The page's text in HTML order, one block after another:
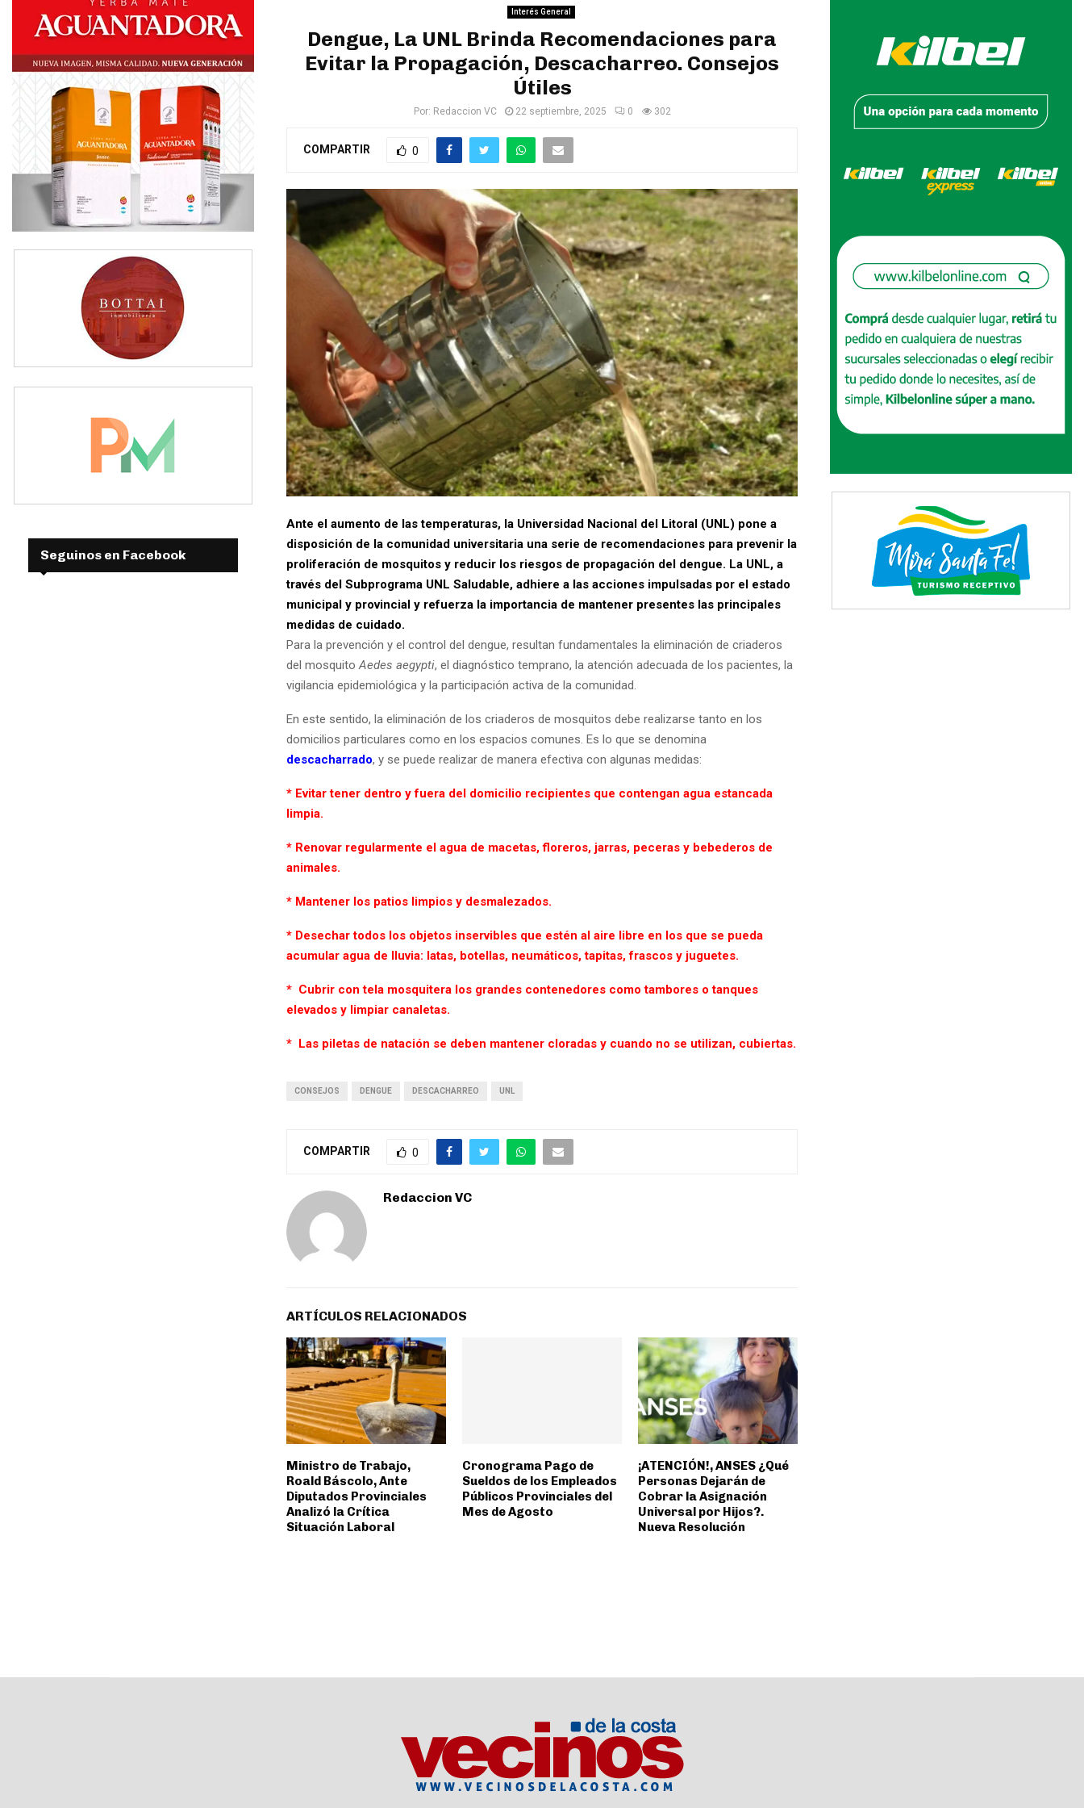
Interés General
Dengue, La UNL Brinda Recomendaciones para
Evitar la Propagación, Descacharreo. Consejos
Útiles
Por: Redaccion VC 22 septiembre, 2025 0 302
COMPARTIR 0
Ante el aumento de las temperaturas, la Universidad Nacional del Litoral (UNL) pone a
disposición de la comunidad universitaria una serie de recomendaciones para prevenir la
proliferación de mosquitos y reducir los riesgos de propagación del dengue. La UNL, a
través del Subprograma UNL Saludable, adhiere a las acciones impulsadas por el estado
municipal y provincial y refuerza la importancia de mantener presentes las principales
medidas de cuidado.
Para la prevención y el control del dengue, resultan fundamentales la eliminación de criaderos
del mosquitoAedes aegypti, el diagnóstico temprano, la atención adecuada de los pacientes, la
vigilancia epidemiológica y la participación activa de la comunidad.
En este sentido, la eliminación de los criaderos de mosquitos debe realizarse tanto en los
domicilios particulares como en los espacios comunes. Es lo que se denomina
descacharrado, y se puede realizar de manera efectiva con algunas medidas:
* Evitar tener dentro y fuera del domicilio recipientes que contengan agua estancada
limpia.
* Renovar regularmente el agua de macetas, floreros, jarras, peceras y bebederos de
animales.
* Mantener los patios limpios y desmalezados.
* Desechar todos los objetos inservibles que estén al aire libre en los que se pueda
acumular agua de lluvia: latas, botellas, neumáticos, tapitas, frascos y juguetes.
* Cubrir con tela mosquitera los grandes contenedores como tambores o tanques
elevados y limpiar canaletas.
* Las piletas de natación se deben mantener cloradas y cuando no se utilizan, cubiertas.
CONSEJOS DENGUE DESCACHARREO UNL
COMPARTIR 0
Redaccion VC
ARTÍCULOS RELACIONADOS
Ministro de Trabajo,
Roald Báscolo, Ante
Diputados Provinciales
Analizó la Crítica
Situación Laboral
Cronograma Pago de
Sueldos de los Empleados
Públicos Provinciales del
Mes de Agosto
¡ATENCIÓN!, ANSES ¿Qué
Personas Dejarán de
Cobrar la Asignación
Universal por Hijos?.
Nueva Resolución
Seguinos en Facebook